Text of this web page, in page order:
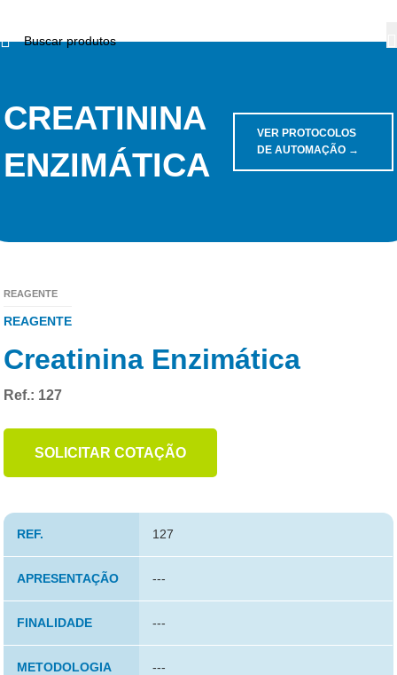
CREATININA
ENZIMÁTICA
VER PROTOCOLOS
DE AUTOMAÇÃO →
REAGENTE
REAGENTE
Creatinina Enzimática
Ref.: 127
SOLICITAR COTAÇÃO
REF. 127
APRESENTAÇÃO ---
FINALIDADE ---
METODOLOGIA ---